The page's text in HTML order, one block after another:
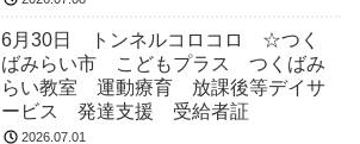
6月30日 トンネルコロコロ ☆つく
ばみらい市 こどもプラス つくばみ
らい教室 運動療育 放課後等デイサ
ービス 発達支援 受給者証
2026.07.01